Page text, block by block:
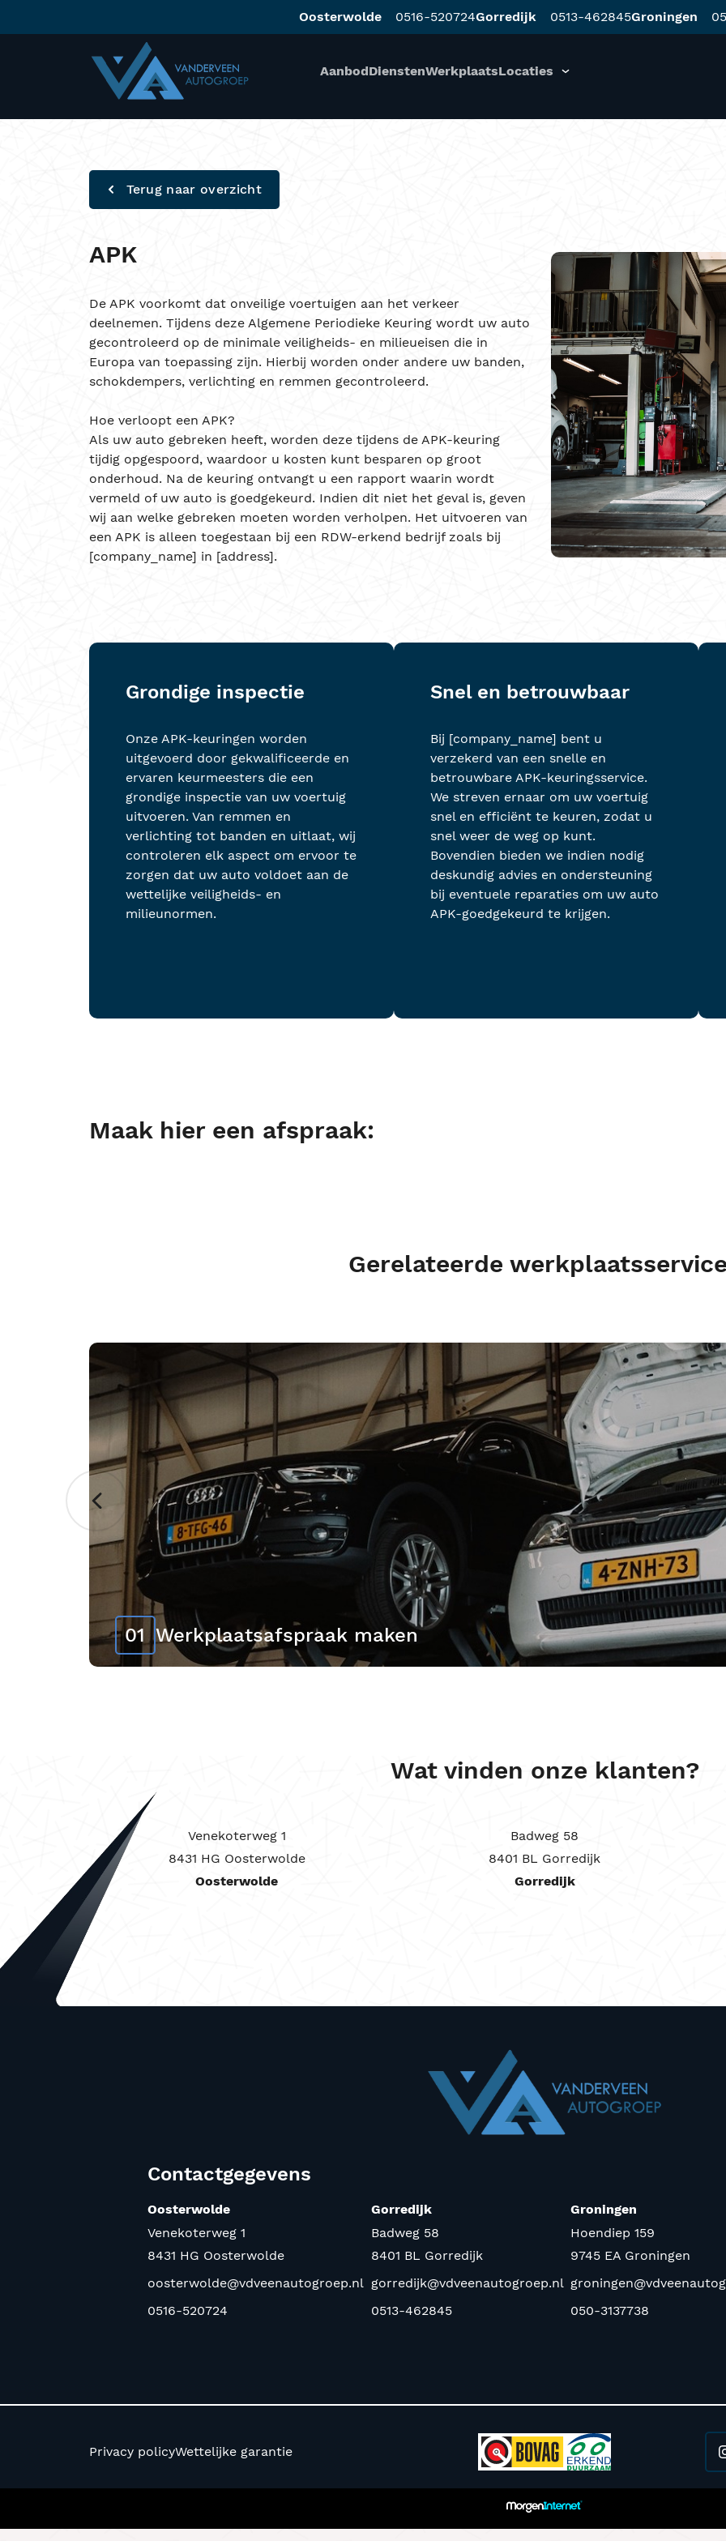
Oosterwolde 0516-520724Gorredijk 0513-462845Groningen
AanbodDienstenWerkplaatsLocaties
Terug naar overzicht
APK
De APK voorkomt dat onveilige voertuigen aan het verkeer
deelnemen. Tijdens deze Algemene Periodieke Keuring wordt uw auto
gecontroleerd op de minimale veiligheids- en milieueisen die in
Europa van toepassing zijn. Hierbij worden onder andere uw banden,
schokdempers, verlichting en remmen gecontroleerd.
Hoe verloopt een APK?
Als uw auto gebreken heeft, worden deze tijdens de APK-keuring
tijdig opgespoord, waardoor u kosten kunt besparen op groot
onderhoud. Na de keuring ontvangt u een rapport waarin wordt
vermeld of uw auto is goedgekeurd. Indien dit niet het geval is, geven
wij aan welke gebreken moeten worden verholpen. Het uitvoeren van
een APK is alleen toegestaan bij een RDW-erkend bedrijf zoals bij
[company_name] in [address].
Grondige inspectie
Onze APK-keuringen worden
uitgevoerd door gekwalificeerde en
ervaren keurmeesters die een
grondige inspectie van uw voertuig
uitvoeren. Van remmen en
verlichting tot banden en uitlaat, wij
controleren elk aspect om ervoor te
zorgen dat uw auto voldoet aan de
wettelijke veiligheids- en
milieunormen.
Snel en betrouwbaar
Bij [company_name] bent u
verzekerd van een snelle en
betrouwbare APK-keuringsservice.
We streven ernaar om uw voertuig
snel en efficiënt te keuren, zodat u
snel weer de weg op kunt.
Bovendien bieden we indien nodig
deskundig advies en ondersteuning
bij eventuele reparaties om uw auto
APK-goedgekeurd te krijgen.
Maak hier een afspraak:
Gerelateerde
01 Werkplaatsafspraak maken
Uw auto verdient de beste zorg. Goed en regelmatig
Wat vinden onze klanten?
Venekoterweg 1
8431 HG Oosterwolde
Oosterwolde
Badweg 58
8401 BL Gorredijk
Gorredijk
Contactgegevens
Oosterwolde
Venekoterweg 1
8431 HG Oosterwolde
oosterwolde@vdveenautogroep.nl
0516-520724
Gorredijk
Badweg 58
8401 BL Gorredijk
gorredijk@vdveenautogroep.nl
0513-462845
Groningen
Hoendiep 159
9745 EA Groningen
050-3137738
Privacy policyWettelijke garantie